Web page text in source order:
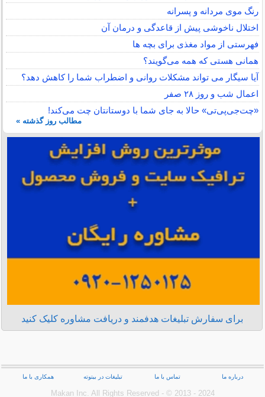
رنگ موی مردانه و پسرانه
اختلال ناخوشی پیش از قاعدگی و درمان آن
فهرستی از مواد مغذی برای بچه ها
همانی هستی که همه می‌گویند؟
آیا سیگار می تواند مشکلات روانی و اضطراب شما را کاهش دهد؟
اعمال شب و روز ۲۸ صفر
«چت‌جی‌پی‌تی» حالا به جای شما با دوستانتان چت می‌کند!
مطالب روز گذشته »
برای سفارش تبلیغات هدفمند و دریافت مشاوره کلیک کنید
درباره ما تماس با ما تبلیغات در بیتوته همکاری با ما
Makan Inc.‎ All Rights Reserved - © 2013 - 2024